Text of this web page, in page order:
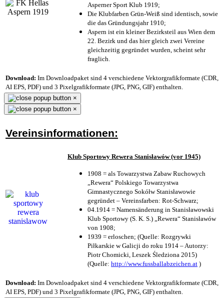
Asperner Sport Klub 1919;
Die Klubfarben Grün-Weiß sind identisch, sowie
die das Gründungsjahr 1910;
Aspern ist ein kleiner Bezirksteil aus Wien dem
22. Bezirk und das hier gleich zwei Vereine
gleichzeitig gegründet wurden, scheint sehr
fraglich.
Download: Im Downloadpaket sind 4 verschiedene Vektorgrafikformate (CDR,
AI EPS, PDF) und 3 Pixelgrafikformate (JPG, PNG, GIF) enthalten.
×
×
Vereinsinformationen:
Klub Sportowy Rewera Stanisławów (vor 1945)
1908 = als Towarzystwa Zabaw Ruchowych
„Rewera“ Polskiego Towarzystwa
Gimnastycznego Sokółw Stanisławowie
gegründet – Vereinsfarben: Rot-Schwarz;
04.1914 = Namensänderung in Stanisławowski
Klub Sportowy (S. K. S.) „Rewera“ Stanisławów
von 1908;
1939 = erloschen; (Quelle: Rozgrywki
Piłkarskie w Galicji do roku 1914 – Autorzy:
Piotr Chomicki, Leszek Śledziona 2015)
(Quelle: http://www.fussballabzeichen.at )
Download: Im Downloadpaket sind 4 verschiedene Vektorgrafikformate (CDR,
AI EPS, PDF) und 3 Pixelgrafikformate (JPG, PNG, GIF) enthalten.